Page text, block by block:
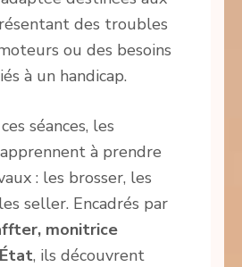
des troubles
ou des besoins
à un handicap.
séances, les
à prendre
: les brosser, les
seller. Encadrés par
monitrice
, ils découvrent